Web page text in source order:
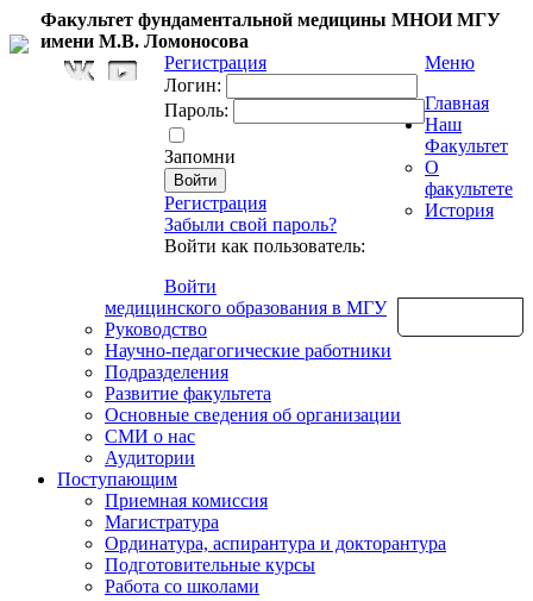
Факультет фундаментальной медицины МНОИ МГУ
имени М.В. Ломоносова
Регистрация
Логин:
Пароль:
Запомни
Регистрация
Забыли свой пароль?
Войти как пользователь:
Войти
Меню
Главная
Наш
Факультет
О
факультете
История
медицинского образования в МГУ
Руководство
Научно-педагогические работники
Подразделения
Развитие факультета
Основные сведения об организации
СМИ о нас
Аудитории
Поступающим
Приемная комиссия
Магистратура
Ординатура, аспирантура и докторантура
Подготовительные курсы
Работа со школами